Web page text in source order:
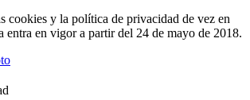
cookies y la política de privacidad de vez en
entra en vigor a partir del 24 de mayo de 2018.